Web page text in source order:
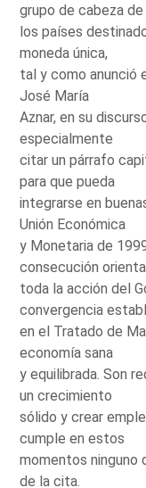
grupo de cabeza de
los países
moneda única,
tal y como anunció
José María
Aznar, en su
especialmente
citar un párrafo
para que pueda
integrarse en
Unión Económica
y Monetaria de
consecución
toda la acción del
convergencia
en el Tratado de
economía sana
y equilibrada. Son
un crecimiento
sólido y crear
cumple en estos
momentos ninguno
de la cita.